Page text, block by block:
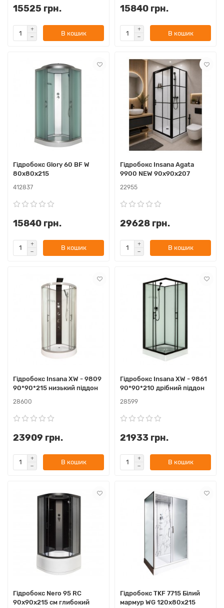
15525 грн.
В кошик
15840 грн.
В кошик
Гідробокс Glory 60 BF W
80х80х215
412837
15840 грн.
В кошик
Гідробокс Insana Agata
9900 NEW 90x90x207
22955
29628 грн.
В кошик
Гідробокс Insana XW - 9809
90*90*215 низький піддон
28600
23909 грн.
В кошик
Гідробокс Insana XW - 9861
90*90*210 дрібний піддон
28599
21933 грн.
В кошик
Гідробокс Nero 95 RC
90x90х215 см глибокий
Гідробокс TKF 7715 Білий
мармур WG 120х80x215